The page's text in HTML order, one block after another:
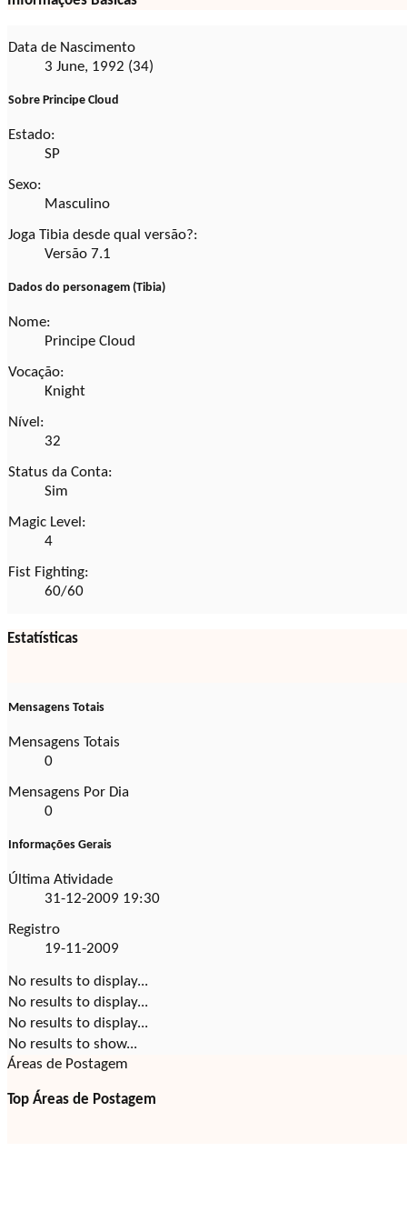
Data de Nascimento
3 June, 1992 (34)
Sobre Principe Cloud
Estado:
SP
Sexo:
Masculino
Joga Tibia desde qual versão?:
Versão 7.1
Dados do personagem (Tibia)
Nome:
Principe Cloud
Vocação:
Knight
Nível:
32
Status da Conta:
Sim
Magic Level:
4
Fist Fighting:
60/60
Estatísticas
Mensagens Totais
Mensagens Totais
0
Mensagens Por Dia
0
Informações Gerais
Última Atividade
31-12-2009 19:30
Registro
19-11-2009
No results to display...
No results to display...
No results to display...
No results to show...
Áreas de Postagem
Top Áreas de Postagem